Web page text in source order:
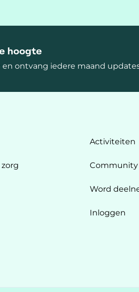
hoogte
en ontvang iedere maand
Activiteiten
Community
Word
Inloggen